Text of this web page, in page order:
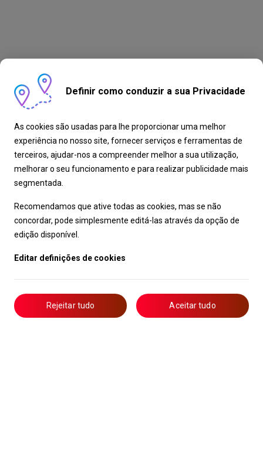
Definir como conduzir a sua Privacidade
As cookies são usadas para lhe proporcionar uma melhor
experiência no nosso site, fornecer serviços e ferramentas de
terceiros, ajudar-nos a compreender melhor a sua utilização,
melhorar o seu funcionamento e para realizar publicidade mais
segmentada.
Recomendamos que ative todas as cookies, mas se não
concordar, pode simplesmente editá-las através da opção de
edição disponível.
Editar definições de cookies
Rejeitar tudo Aceitar tudo